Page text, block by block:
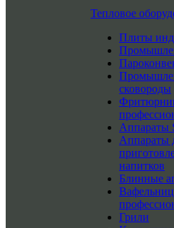
Тепловое
Плиты
сковороды
Аппараты
Аппараты
напитков
Блинные
Грили